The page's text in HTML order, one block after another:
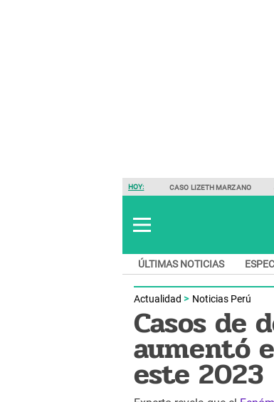
HOY: CASO LIZETH MARZANO
ÚLTIMAS NOTICIAS
Actualidad Noticias Perú
Casos de
aumentó
este 2023